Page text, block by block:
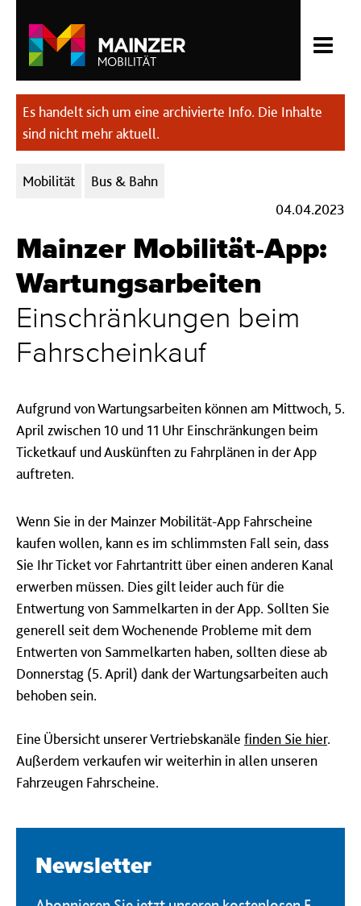
Es handelt sich um eine archivierte Info. Die Inhalte
sind nicht mehr aktuell.
Kategorien:
Mobilität
Bus & Bahn
04.04.2023
Mainzer Mobilität-App:
Wartungsarbeiten
Einschränkungen beim
Fahrscheinkauf
Aufgrund von Wartungsarbeiten können am Mittwoch, 5.
April zwischen 10 und 11 Uhr Einschränkungen beim
Ticketkauf und Auskünften zu Fahrplänen in der App
auftreten.
Wenn Sie in der Mainzer Mobilität-App Fahrscheine
kaufen wollen, kann es im schlimmsten Fall sein, dass
Sie Ihr Ticket vor Fahrtantritt über einen anderen Kanal
erwerben müssen. Dies gilt leider auch für die
Entwertung von Sammelkarten in der App. Sollten Sie
generell seit dem Wochenende Probleme mit dem
Entwerten von Sammelkarten haben, sollten diese ab
Donnerstag (5. April) dank der Wartungsarbeiten auch
behoben sein.
Eine Übersicht unserer Vertriebskanäle finden Sie hier.
Außerdem verkaufen wir weiterhin in allen unseren
Fahrzeugen Fahrscheine.
Newsletter